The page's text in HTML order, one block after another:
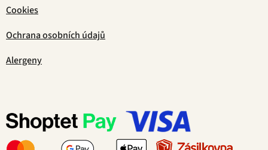
Cookies
Ochrana osobních údajů
Alergeny